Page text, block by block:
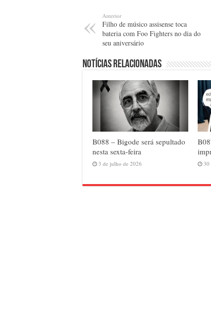
Anterior
Filho de músico assisense toca
bateria com Foo Fighters no dia do
seu aniversário
Notícias relacionadas
B088 – Bigode será sepultado
nesta sexta-feira
3 de julho de 2026 30